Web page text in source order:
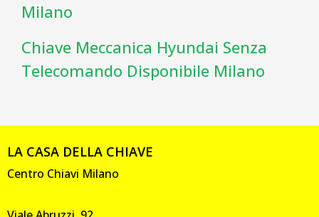
Milano
Chiave Meccanica Hyundai Senza
Telecomando Disponibile Milano
LA CASA DELLA CHIAVE
Centro Chiavi Milano